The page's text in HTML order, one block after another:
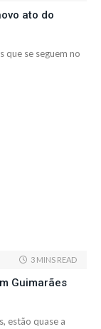
ato do
que se seguem no
3 MINS READ
Guimarães
estão quase a